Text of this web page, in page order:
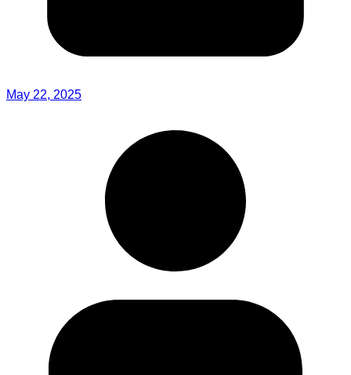
May 22, 2025